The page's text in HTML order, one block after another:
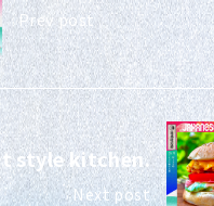
Prev post
style kitchen.
Next post